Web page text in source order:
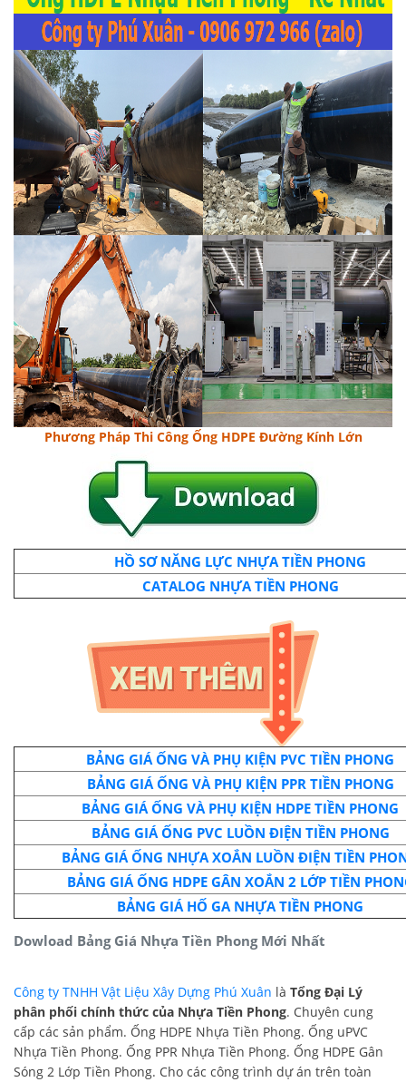
Phương Pháp Thi Công Ống HDPE Đường Kính Lớn
HỒ SƠ NĂNG LỰC NHỰA TIỀN PHONG
CATALOG NHỰA TIỀN PHONG
Dowload Bảng Giá Nhựa Tiền Phong Mới Nhất
BẢNG GIÁ ỐNG VÀ PHỤ KIỆN PVC TIỀN PHONG
BẢNG GIÁ ỐNG VÀ PHỤ KIỆN PPR TIỀN PHONG
BẢNG GIÁ ỐNG VÀ PHỤ KIỆN HDPE TIỀN PHONG
BẢNG GIÁ ỐNG PVC LUỒN ĐIỆN TIỀN PHONG
BẢNG GIÁ ỐNG NHỰA XOẮN LUỒN ĐIỆN TIỀN
BẢNG GIÁ ỐNG HDPE GÂN XOẮN 2 LỚP TIỀN
BẢNG GIÁ HỐ GA NHỰA TIỀN PHONG
Công ty TNHH Vật Liệu Xây Dựng Phú Xuân là Tổng Đại Lý
phân phối chính thức của Nhựa Tiền Phong. Chuyên cung
cấp các sản phẩm. Ống HDPE Nhựa Tiền Phong. Ống uPVC
Nhựa Tiền Phong. Ống PPR Nhựa Tiền Phong. Ống HDPE Gân
Sóng 2 Lớp Tiền Phong. Cho các công trình dự án trên toàn